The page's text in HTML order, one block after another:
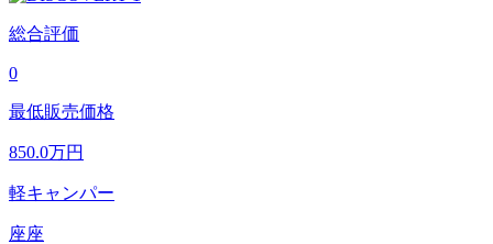
総合評価
0
最低販売価格
850.0万円
軽キャンパー
座座